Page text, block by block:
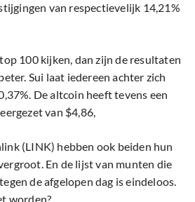
van respectievelijk 14,21%
100 kijken, dan zijn de resultaten
Sui laat iedereen achter zich
De altcoin heeft tevens een
van $4,86,
(LINK) hebben ook beiden hun
En de lijst van munten die
de afgelopen dag is eindeloos.
worden?